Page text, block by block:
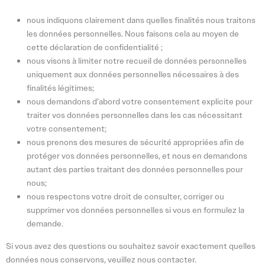
nous indiquons clairement dans quelles finalités nous traitons
les données personnelles. Nous faisons cela au moyen de
cette déclaration de confidentialité ;
nous visons à limiter notre recueil de données personnelles
uniquement aux données personnelles nécessaires à des
finalités légitimes;
nous demandons d’abord votre consentement explicite pour
traiter vos données personnelles dans les cas nécessitant
votre consentement;
nous prenons des mesures de sécurité appropriées afin de
protéger vos données personnelles, et nous en demandons
autant des parties traitant des données personnelles pour
nous;
nous respectons votre droit de consulter, corriger ou
supprimer vos données personnelles si vous en formulez la
demande.
Si vous avez des questions ou souhaitez savoir exactement quelles
données nous conservons, veuillez nous contacter.